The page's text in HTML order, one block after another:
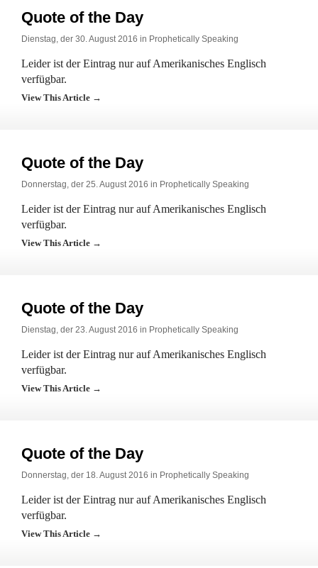
Quote of the Day
Dienstag, der 30. August 2016 in Prophetically Speaking
Leider ist der Eintrag nur auf Amerikanisches Englisch
verfügbar.
View This Article →
Quote of the Day
Donnerstag, der 25. August 2016 in Prophetically Speaking
Leider ist der Eintrag nur auf Amerikanisches Englisch
verfügbar.
View This Article →
Quote of the Day
Dienstag, der 23. August 2016 in Prophetically Speaking
Leider ist der Eintrag nur auf Amerikanisches Englisch
verfügbar.
View This Article →
Quote of the Day
Donnerstag, der 18. August 2016 in Prophetically Speaking
Leider ist der Eintrag nur auf Amerikanisches Englisch
verfügbar.
View This Article →